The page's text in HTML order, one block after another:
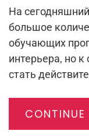
На
большое
обучающих
интерьера, но
стать
CONTINUE